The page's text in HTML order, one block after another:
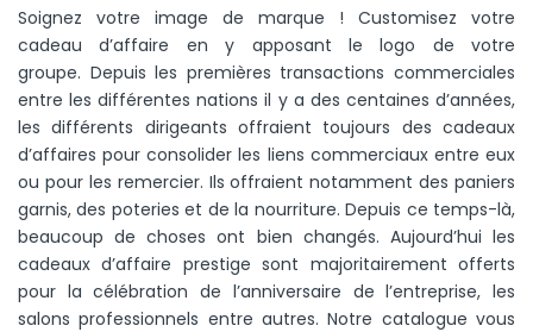
Soignez votre image de marque ! Customisez votre
cadeau d’affaire en y apposant le logo de votre
groupe. Depuis les premières transactions commerciales
entre les différentes nations il y a des centaines d’années,
les différents dirigeants offraient toujours des cadeaux
d’affaires pour consolider les liens commerciaux entre eux
ou pour les remercier. Ils offraient notamment des paniers
garnis, des poteries et de la nourriture. Depuis ce temps-là,
beaucoup de choses ont bien changés. Aujourd’hui les
cadeaux d’affaire prestige sont majoritairement offerts
pour la célébration de l’anniversaire de l’entreprise, les
salons professionnels entre autres. Notre catalogue vous